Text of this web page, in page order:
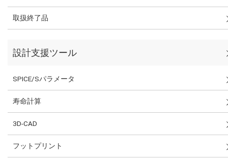
取扱終了品
設計支援ツール
SPICE/Sパラメータ
寿命計算
3D-CAD
フットプリント